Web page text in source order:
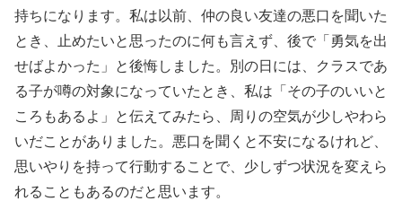
持ちになります。私は以前、仲の良い友達の悪口を聞いた
とき、止めたいと思ったのに何も言えず、後で「勇気を出
せばよかった」と後悔しました。別の日には、クラスであ
る子が噂の対象になっていたとき、私は「その子のいいと
ころもあるよ」と伝えてみたら、周りの空気が少しやわら
いだことがありました。悪口を聞くと不安になるけれど、
思いやりを持って行動することで、少しずつ状況を変えら
れることもあるのだと思います。